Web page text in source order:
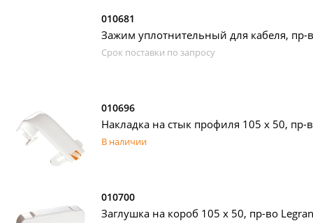
010681
Зажим уплотнительный для кабеля, пр-
Срок поставки по запросу
010696
Накладка на стык профиля 105 х 50, пр-
В наличии
010700
Заглушка на короб 105 х 50, пр-во